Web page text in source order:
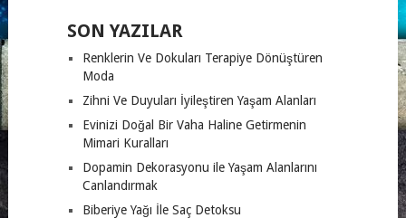
SON YAZILAR
Renklerin Ve Dokuları Terapiye Dönüştüren
Moda
Zihni Ve Duyuları İyileştiren Yaşam Alanları
Evinizi Doğal Bir Vaha Haline Getirmenin
Mimari Kuralları
Dopamin Dekorasyonu ile Yaşam Alanlarını
Canlandırmak
Biberiye Yağı İle Saç Detoksu